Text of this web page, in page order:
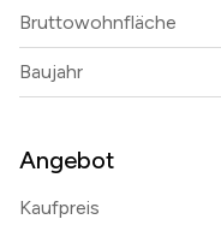
Bruttowohnfläche
Baujahr
Angebot
Kaufpreis